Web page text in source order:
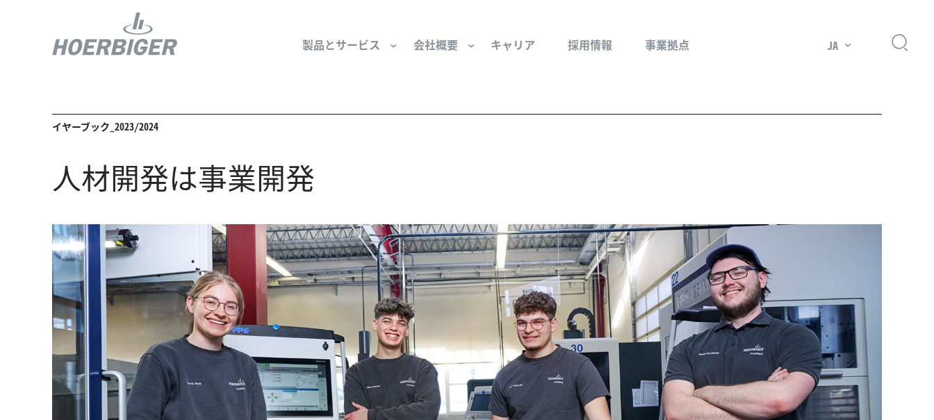
製品とサービス
水素産業向けコンポーネント
フロー＆モーション制御
回転ユニオンとスリップリング
ガスエンジン用部品
会社概要
サステナビリティ
私たちの原点
キャリア 採用情報 事業拠点 JA
イヤーブック_2023/2024
人材開発は事業開発